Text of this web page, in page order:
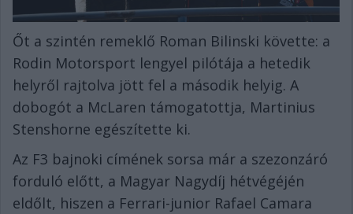
Őt a szintén remeklő Roman Bilinski követte: a
Rodin Motorsport lengyel pilótája a hetedik
helyről rajtolva jött fel a második helyig. A
dobogót a McLaren támogatottja, Martinius
Stenshorne egészítette ki.
Az F3 bajnoki címének sorsa már a szezonzáró
forduló előtt, a Magyar Nagydíj hétvégéjén
eldőlt, hiszen a Ferrari-junior Rafael Camara